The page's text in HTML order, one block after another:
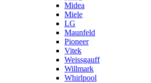
Midea
Miele
LG
Maunfeld
Pioneer
Vitek
Weissgauff
Willmark
Whirlpool